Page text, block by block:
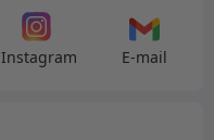
Instagram E-mail